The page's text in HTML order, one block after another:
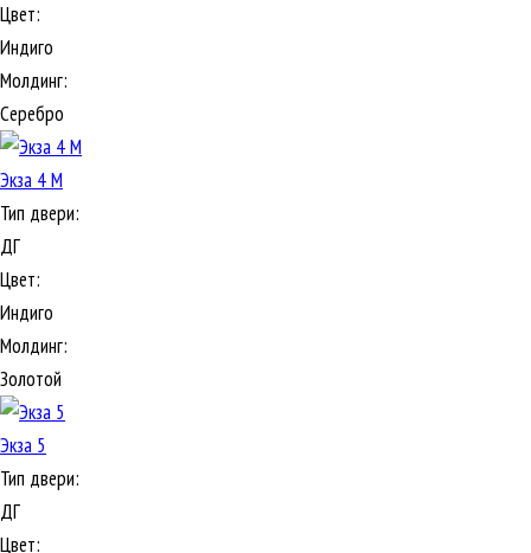
Цвет:
Индиго
Молдинг:
Серебро
Экза 4 М
Тип двери:
ДГ
Цвет:
Индиго
Молдинг:
Золотой
Экза 5
Тип двери:
ДГ
Цвет: